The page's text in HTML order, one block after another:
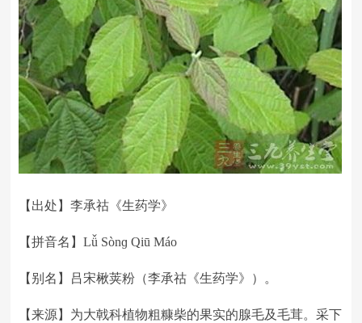
【出处】李承祜《生药学》
【拼音名】Lǚ Sònɡ Qiū Máo
【别名】吕宋楸荚粉（李承祜《生药学》）。
【来源】为大戟科植物粗糠柴的果实的腺毛及毛茸。采下